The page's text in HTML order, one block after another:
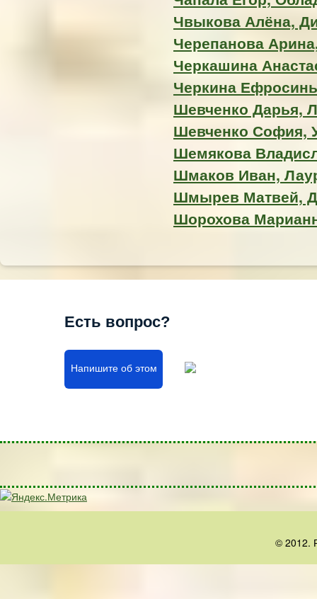
Чвыкова Алёна,
Черепанова
Черкашина
Черкина
Шевченко Дарья,
Шевченко София,
Шемякова
Шмаков Иван,
Шмырев Матвей,
Шорохова
Есть вопрос?
Напишите об этом
© 2012.